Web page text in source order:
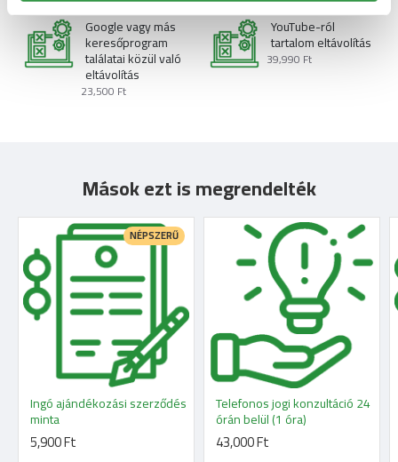
Google vagy más
keresőprogram
találatai közül való
eltávolítás
23,500 Ft
YouTube-ról
tartalom eltávolítás
39,990 Ft
Mások ezt is megrendelték
NÉPSZERŰ
Ingó ajándékozási szerződés
minta
5,900 Ft
Telefonos jogi konzultáció 24
órán belül (1 óra)
43,000 Ft